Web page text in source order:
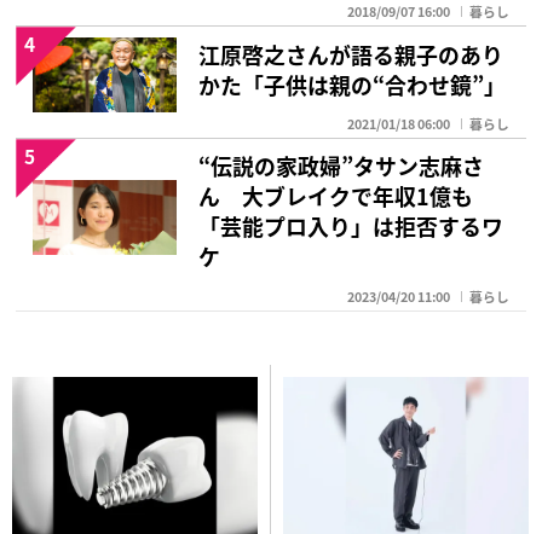
2018/09/07 16:00 暮らし
江原啓之さんが語る親子のあり
かた「子供は親の“合わせ鏡”」
2021/01/18 06:00 暮らし
4
“伝説の家政婦”タサン志麻さ
ん 大ブレイクで年収1億も
「芸能プロ入り」は拒否するワ
ケ
2023/04/20 11:00 暮らし
5